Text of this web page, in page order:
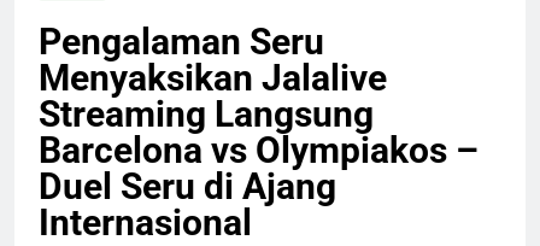
Pengalaman Seru
Menyaksikan Jalalive
Streaming Langsung
Barcelona vs Olympiakos –
Duel Seru di Ajang
Internasional